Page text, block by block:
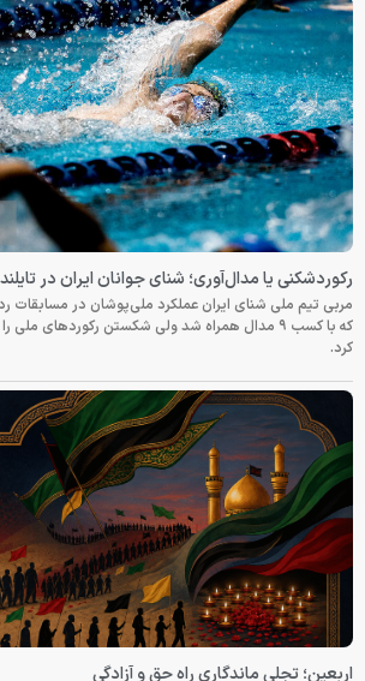
رکوردشکنی یا مدال‌آوری؛ شنای جوانان ایران در
مربی تیم ملی شنای ایران عملکرد ملی‌پوشان در مسابقات
که با کسب ۹ مدال همراه شد ولی شکستن رکوردهای ملی
کرد.
اربعین؛ تجلی ماندگاری راه حق و آزادگی